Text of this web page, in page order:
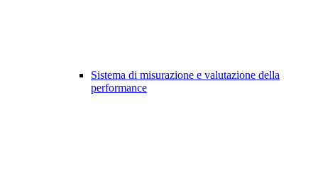
Sistema di misurazione e valutazione della
performance